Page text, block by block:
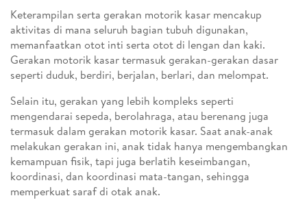
Keterampilan serta gerakan motorik kasar mencakup
aktivitas di mana seluruh bagian tubuh digunakan,
memanfaatkan otot inti serta otot di lengan dan kaki.
Gerakan motorik kasar termasuk gerakan-gerakan dasar
seperti duduk, berdiri, berjalan, berlari, dan melompat.
Selain itu, gerakan yang lebih kompleks seperti
mengendarai sepeda, berolahraga, atau berenang juga
termasuk dalam gerakan motorik kasar. Saat anak-anak
melakukan gerakan ini, anak tidak hanya mengembangkan
kemampuan fisik, tapi juga berlatih keseimbangan,
koordinasi, dan koordinasi mata-tangan, sehingga
memperkuat saraf di otak anak.